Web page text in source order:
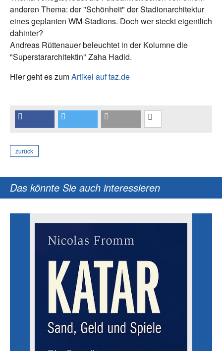
anderen Thema: der "Schönheit" der Stadionarchitektur
eines geplanten WM-Stadions. Doch wer steckt eigentlich
dahinter?
Andreas Rüttenauer beleuchtet in der Kolumne die
"Superstararchitektin" Zaha Hadid.
Hier geht es zumArtikel auf taz.de
zurück
Das könnte Sie auch interessieren